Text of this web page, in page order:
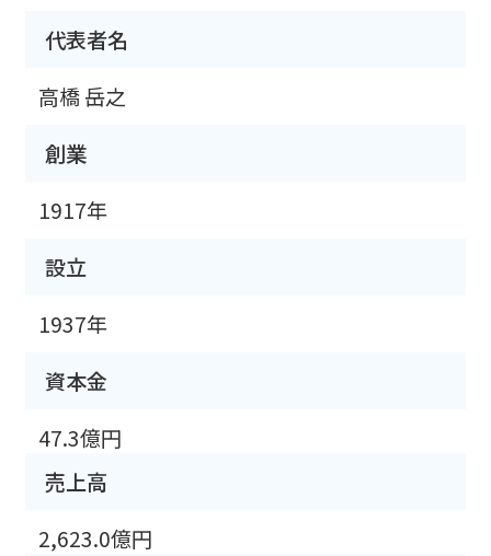
代表者名
高橋 岳之
創業
1917年
設立
1937年
資本金
47.3億円
売上高
2,623.0億円